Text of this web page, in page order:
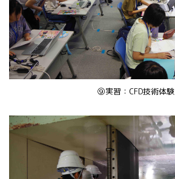
⑨実習：CFD技術体験